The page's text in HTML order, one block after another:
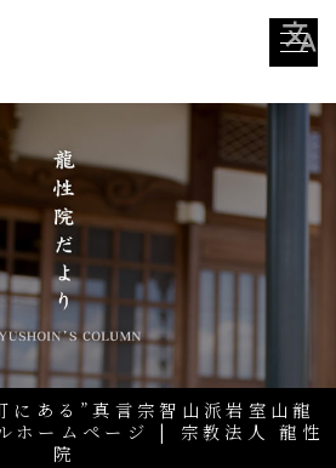
にある”真言宗智山派岩室山龍
ホームページ | 宗教法人 龍性
院